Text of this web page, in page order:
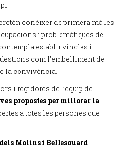
conèixer de primera mà les
i problemàtiques de
establir vincles i
com l’embelliment de
la convivència.
i regidores de l’equip de
propostes per millorar la
a totes les persones que
dels Molins i Bellesguard